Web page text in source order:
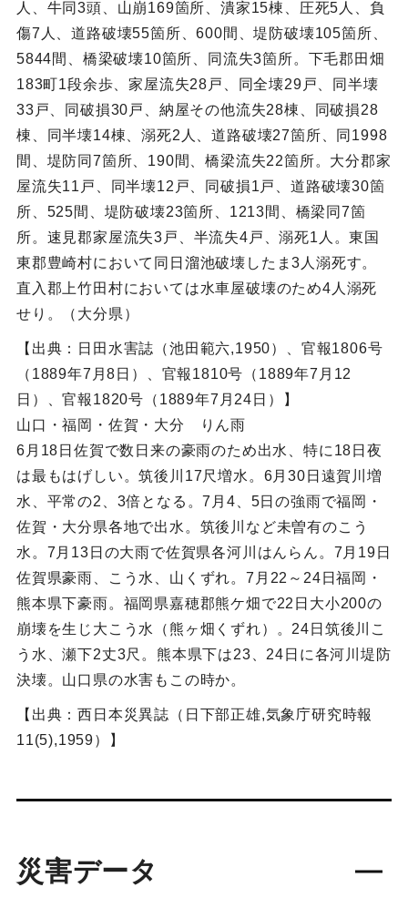
人、牛同3頭、山崩169箇所、潰家15棟、圧死5人、負
傷7人、道路破壊55箇所、600間、堤防破壊105箇所、
5844間、橋梁破壊10箇所、同流失3箇所。下毛郡田畑
183町1段余歩、家屋流失28戸、同全壊29戸、同半壊
33戸、同破損30戸、納屋その他流失28棟、同破損28
棟、同半壊14棟、溺死2人、道路破壊27箇所、同1998
間、堤防同7箇所、190間、橋梁流失22箇所。大分郡家
屋流失11戸、同半壊12戸、同破損1戸、道路破壊30箇
所、525間、堤防破壊23箇所、1213間、橋梁同7箇
所。速見郡家屋流失3戸、半流失4戸、溺死1人。東国
東郡豊崎村において同日溜池破壊したま3人溺死す。
直入郡上竹田村においては水車屋破壊のため4人溺死
せり。（大分県）
【出典：日田水害誌（池田範六,1950）、官報1806号
（1889年7月8日）、官報1810号（1889年7月12
日）、官報1820号（1889年7月24日）】
山口・福岡・佐賀・大分 りん雨
6月18日佐賀で数日来の豪雨のため出水、特に18日夜
は最もはげしい。筑後川17尺増水。6月30日遠賀川増
水、平常の2、3倍となる。7月4、5日の強雨で福岡・
佐賀・大分県各地で出水。筑後川など未曽有のこう
水。7月13日の大雨で佐賀県各河川はんらん。7月19日
佐賀県豪雨、こう水、山くずれ。7月22～24日福岡・
熊本県下豪雨。福岡県嘉穂郡熊ケ畑で22日大小200の
崩壊を生じ大こう水（熊ヶ畑くずれ）。24日筑後川こ
う水、瀬下2丈3尺。熊本県下は23、24日に各河川堤防
決壊。山口県の水害もこの時か。
【出典：西日本災異誌（日下部正雄,気象庁研究時報
11(5),1959）】
災害データ